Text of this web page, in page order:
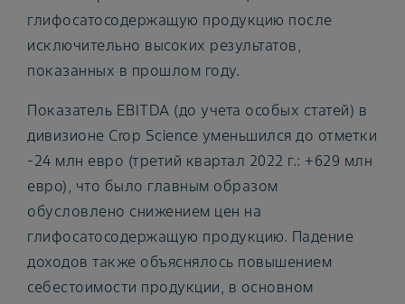
глифосатосодержащую продукцию после
исключительно высоких результатов,
показанных в прошлом году.
Показатель EBITDA (до учета особых статей) в
дивизионе Crop Science уменьшился до отметки
-24 млн евро (третий квартал 2022 г.: +629 млн
евро), что было главным образом
обусловлено снижением цен на
глифосатосодержащую продукцию. Падение
доходов также объяснялось повышением
себестоимости продукции, в основном